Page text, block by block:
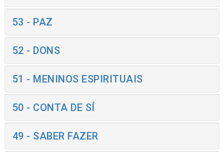
53 - PAZ
52 - DONS
51 - MENINOS ESPIRITUAIS
50 - CONTA DE SÍ
49 - SABER FAZER